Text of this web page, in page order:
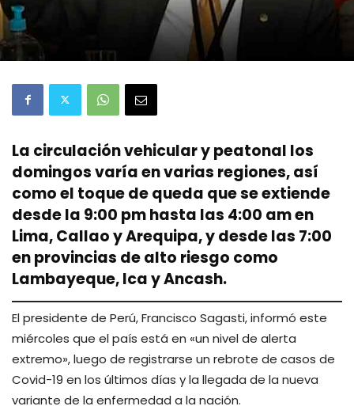
La circulación vehicular y peatonal los
domingos varía en varias regiones, así
como el toque de queda que se extiende
desde la 9:00 pm hasta las 4:00 am en
Lima, Callao y Arequipa, y desde las 7:00
en provincias de alto riesgo como
Lambayeque, Ica y Ancash.
El presidente de Perú, Francisco Sagasti, informó este
miércoles que el país está en «un nivel de alerta
extremo», luego de registrarse un rebrote de casos de
Covid-19 en los últimos días y la llegada de la nueva
variante de la enfermedad a la nación.